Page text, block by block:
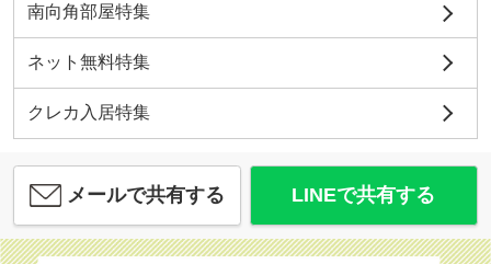
南向角部屋特集
ネット無料特集
クレカ入居特集
メールで共有する LINEで共有する